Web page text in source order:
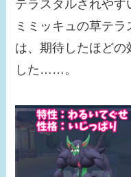
テラスタルされやす
ミミッキュの草テ
は、期待したほど
した……。